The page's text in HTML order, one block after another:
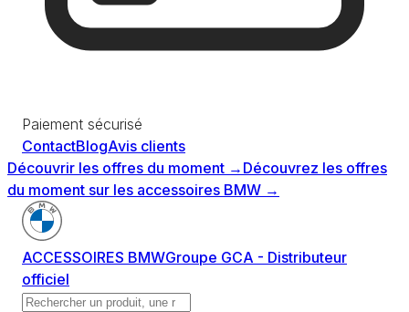
Paiement sécurisé
ContactBlogAvis clients
Découvrir les offres du moment → Découvrez les offres
du moment sur les accessoires BMW →
ACCESSOIRES BMWGroupe GCA - Distributeur
officiel